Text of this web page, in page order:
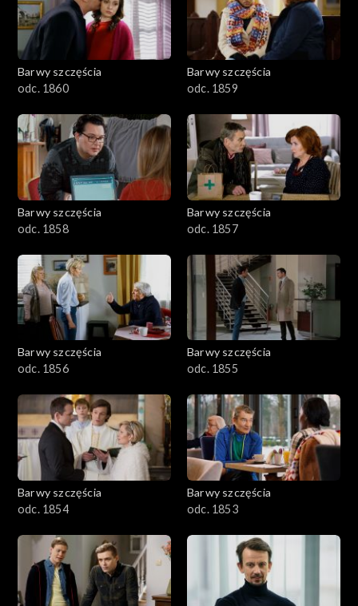
Barwy szczęścia
odc. 1860
Barwy szczęścia
odc. 1859
Barwy szczęścia
odc. 1858
Barwy szczęścia
odc. 1857
Barwy szczęścia
odc. 1856
Barwy szczęścia
odc. 1855
Barwy szczęścia
odc. 1854
Barwy szczęścia
odc. 1853